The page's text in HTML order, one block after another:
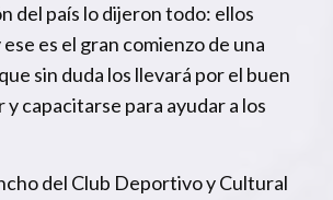
del país lo dijeron todo: ellos
es el gran comienzo de una
sin duda los llevará por el buen
capacitarse para ayudar a los
del Club Deportivo y Cultural